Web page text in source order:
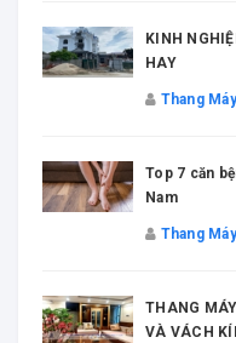
KINH
HAY
Thang
Top 7 căn
Nam
Thang
THANG
VÀ VÁCH